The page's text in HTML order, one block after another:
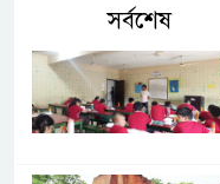
সর্বশেষ